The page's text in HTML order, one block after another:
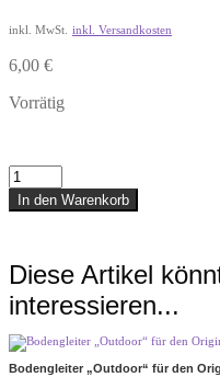
inkl. MwSt. inkl. Versandkosten
6,00 €
Vorrätig
Filzgleiter
"Indoor"
für
Acapulco
Chair
Menge
In den Warenkorb
Diese Artikel
interessieren...
Bodengleiter „Outdoor“ für den